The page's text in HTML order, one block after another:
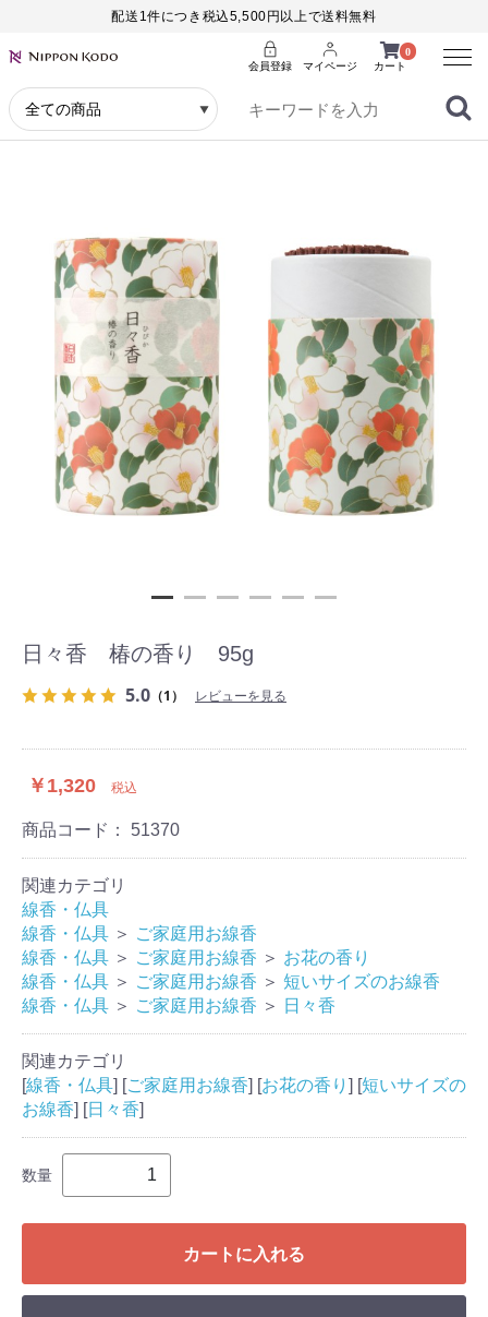
配送1件につき税込5,500円以上で送料無料
0
カート
会員登録 マイページ
Menu
日々香 椿の香り 95g
5.0 （1） レビューを見る
￥1,320 税込
商品コード： 51370
関連カテゴリ
線香・仏具
線香・仏具 ＞ ご家庭用お線香
線香・仏具 ＞ ご家庭用お線香 ＞ お花の香り
線香・仏具 ＞ ご家庭用お線香 ＞ 短いサイズのお線香
線香・仏具 ＞ ご家庭用お線香 ＞ 日々香
関連カテゴリ
[線香・仏具] [ご家庭用お線香] [お花の香り ] [短いサイズの
お線香] [日々香]
数量
カートに入れる